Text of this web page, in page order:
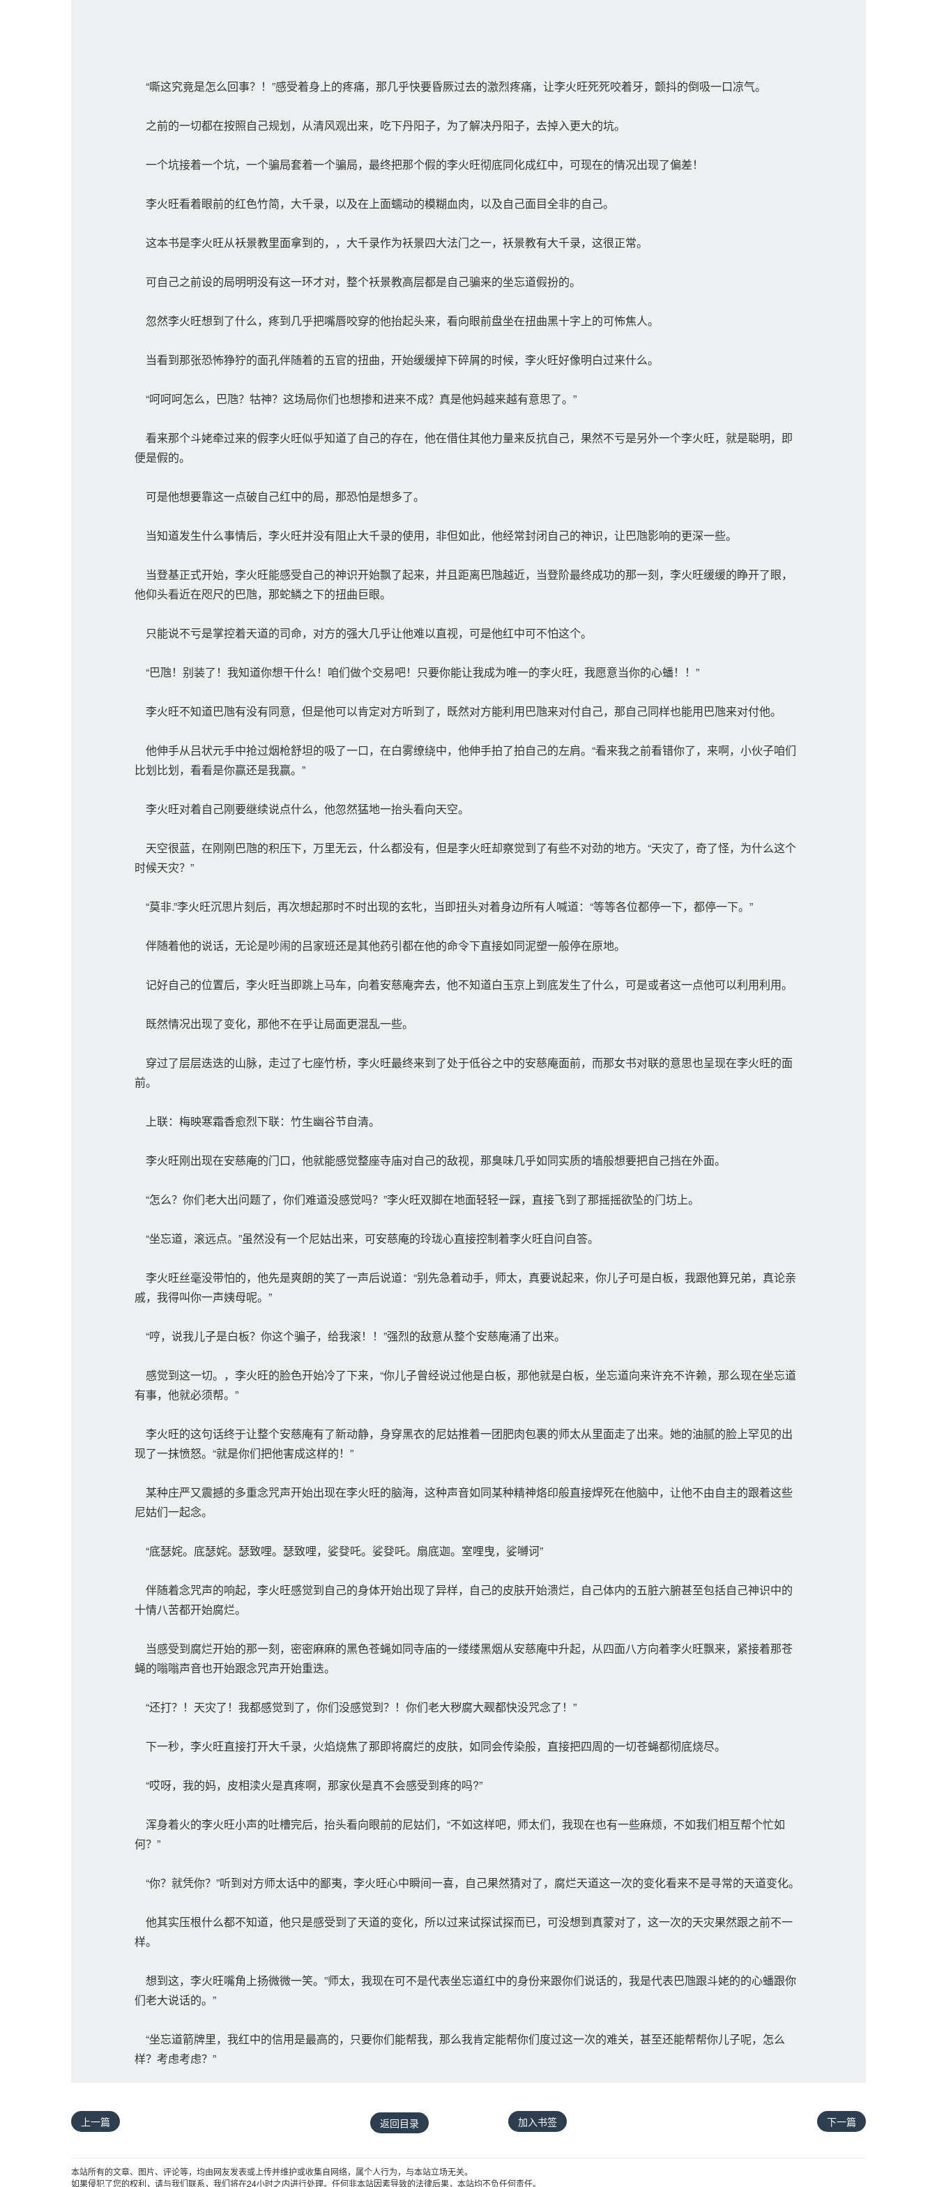
“嘶这究竟是怎么回事？！”感受着身上的疼痛，那几乎快要昏厥过去的激烈疼痛，让李火旺死死咬着牙，颤抖的倒吸一口凉气。
之前的一切都在按照自己规划，从清风观出来，吃下丹阳子，为了解决丹阳子，去掉入更大的坑。
一个坑接着一个坑，一个骗局套着一个骗局，最终把那个假的李火旺彻底同化成红中，可现在的情况出现了偏差！
李火旺看着眼前的红色竹简，大千录，以及在上面蠕动的模糊血肉，以及自己面目全非的自己。
这本书是李火旺从袄景教里面拿到的，，大千录作为袄景四大法门之一，袄景教有大千录，这很正常。
可自己之前设的局明明没有这一环才对，整个袄景教高层都是自己骗来的坐忘道假扮的。
忽然李火旺想到了什么，疼到几乎把嘴唇咬穿的他抬起头来，看向眼前盘坐在扭曲黑十字上的可怖焦人。
当看到那张恐怖狰狞的面孔伴随着的五官的扭曲，开始缓缓掉下碎屑的时候，李火旺好像明白过来什么。
“呵呵呵怎么，巴虺？牯神？这场局你们也想掺和进来不成？真是他妈越来越有意思了。”
看来那个斗姥牵过来的假李火旺似乎知道了自己的存在，他在借住其他力量来反抗自己，果然不亏是另外一个李火旺，就是聪明，即
便是假的。
可是他想要靠这一点破自己红中的局，那恐怕是想多了。
当知道发生什么事情后，李火旺并没有阻止大千录的使用，非但如此，他经常封闭自己的神识，让巴虺影响的更深一些。
当登基正式开始，李火旺能感受自己的神识开始飘了起来，并且距离巴虺越近，当登阶最终成功的那一刻，李火旺缓缓的睁开了眼，
他仰头看近在咫尺的巴虺，那蛇鳞之下的扭曲巨眼。
只能说不亏是掌控着天道的司命，对方的强大几乎让他难以直视，可是他红中可不怕这个。
“巴虺！别装了！我知道你想干什么！咱们做个交易吧！只要你能让我成为唯一的李火旺，我愿意当你的心蟠！！”
李火旺不知道巴虺有没有同意，但是他可以肯定对方听到了，既然对方能利用巴虺来对付自己，那自己同样也能用巴虺来对付他。
他伸手从吕状元手中抢过烟枪舒坦的吸了一口，在白雾缭绕中，他伸手拍了拍自己的左肩。“看来我之前看错你了，来啊，小伙子咱们
比划比划，看看是你赢还是我赢。”
李火旺对着自己刚要继续说点什么，他忽然猛地一抬头看向天空。
天空很蓝，在刚刚巴虺的积压下，万里无云，什么都没有，但是李火旺却察觉到了有些不对劲的地方。“天灾了，奇了怪，为什么这个
时候天灾？”
“莫非.”李火旺沉思片刻后，再次想起那时不时出现的玄牝，当即扭头对着身边所有人喊道：“等等各位都停一下，都停一下。”
伴随着他的说话，无论是吵闹的吕家班还是其他药引都在他的命令下直接如同泥塑一般停在原地。
记好自己的位置后，李火旺当即跳上马车，向着安慈庵奔去，他不知道白玉京上到底发生了什么，可是或者这一点他可以利用利用。
既然情况出现了变化，那他不在乎让局面更混乱一些。
穿过了层层迭迭的山脉，走过了七座竹桥，李火旺最终来到了处于低谷之中的安慈庵面前，而那女书对联的意思也呈现在李火旺的面
前。
上联：梅映寒霜香愈烈下联：竹生幽谷节自清。
李火旺刚出现在安慈庵的门口，他就能感觉整座寺庙对自己的敌视，那臭味几乎如同实质的墙般想要把自己挡在外面。
“怎么？你们老大出问题了，你们难道没感觉吗？”李火旺双脚在地面轻轻一踩，直接飞到了那摇摇欲坠的门坊上。
“坐忘道，滚远点。”虽然没有一个尼姑出来，可安慈庵的玲珑心直接控制着李火旺自问自答。
李火旺丝毫没带怕的，他先是爽朗的笑了一声后说道：“别先急着动手，师太，真要说起来，你儿子可是白板，我跟他算兄弟，真论亲
戚，我得叫你一声姨母呢。”
“哼，说我儿子是白板？你这个骗子，给我滚！！”强烈的敌意从整个安慈庵涌了出来。
感觉到这一切。，李火旺的脸色开始冷了下来，“你儿子曾经说过他是白板，那他就是白板，坐忘道向来许充不许赖，那么现在坐忘道
有事，他就必须帮。”
李火旺的这句话终于让整个安慈庵有了新动静，身穿黑衣的尼姑推着一团肥肉包裹的师太从里面走了出来。她的油腻的脸上罕见的出
现了一抹愤怒。“就是你们把他害成这样的！”
某种庄严又震撼的多重念咒声开始出现在李火旺的脑海，这种声音如同某种精神烙印般直接焊死在他脑中，让他不由自主的跟着这些
尼姑们一起念。
“底瑟姹。底瑟姹。瑟致哩。瑟致哩，娑癹吒。娑癹吒。扇底迦。室哩曳，娑嚩诃”
伴随着念咒声的响起，李火旺感觉到自己的身体开始出现了异样，自己的皮肤开始溃烂，自己体内的五脏六腑甚至包括自己神识中的
十情八苦都开始腐烂。
当感受到腐烂开始的那一刻，密密麻麻的黑色苍蝇如同寺庙的一缕缕黑烟从安慈庵中升起，从四面八方向着李火旺飘来，紧接着那苍
蝇的嗡嗡声音也开始跟念咒声开始重迭。
“还打？！天灾了！我都感觉到了，你们没感觉到？！你们老大秽腐大觋都快没咒念了！”
下一秒，李火旺直接打开大千录，火焰烧焦了那即将腐烂的皮肤，如同会传染般，直接把四周的一切苍蝇都彻底烧尽。
“哎呀，我的妈，皮相渎火是真疼啊，那家伙是真不会感受到疼的吗?”
浑身着火的李火旺小声的吐槽完后，抬头看向眼前的尼姑们，“不如这样吧，师太们，我现在也有一些麻烦，不如我们相互帮个忙如
何？”
“你？就凭你？”听到对方师太话中的鄙夷，李火旺心中瞬间一喜，自己果然猜对了，腐烂天道这一次的变化看来不是寻常的天道变化。
他其实压根什么都不知道，他只是感受到了天道的变化，所以过来试探试探而已，可没想到真蒙对了，这一次的天灾果然跟之前不一
样。
想到这，李火旺嘴角上扬微微一笑。”师太，我现在可不是代表坐忘道红中的身份来跟你们说话的，我是代表巴虺跟斗姥的的心蟠跟你
们老大说话的。”
“坐忘道箭牌里，我红中的信用是最高的，只要你们能帮我，那么我肯定能帮你们度过这一次的难关，甚至还能帮帮你儿子呢，怎么
样？考虑考虑？”
上一篇 返回目录 加入书签 下一篇
本站所有的文章、图片、评论等，均由网友发表或上传并维护或收集自网络，属个人行为，与本站立场无关。
如果侵犯了您的权利，请与我们联系，我们将在24小时之内进行处理。任何非本站因素导致的法律后果，本站均不负任何责任。